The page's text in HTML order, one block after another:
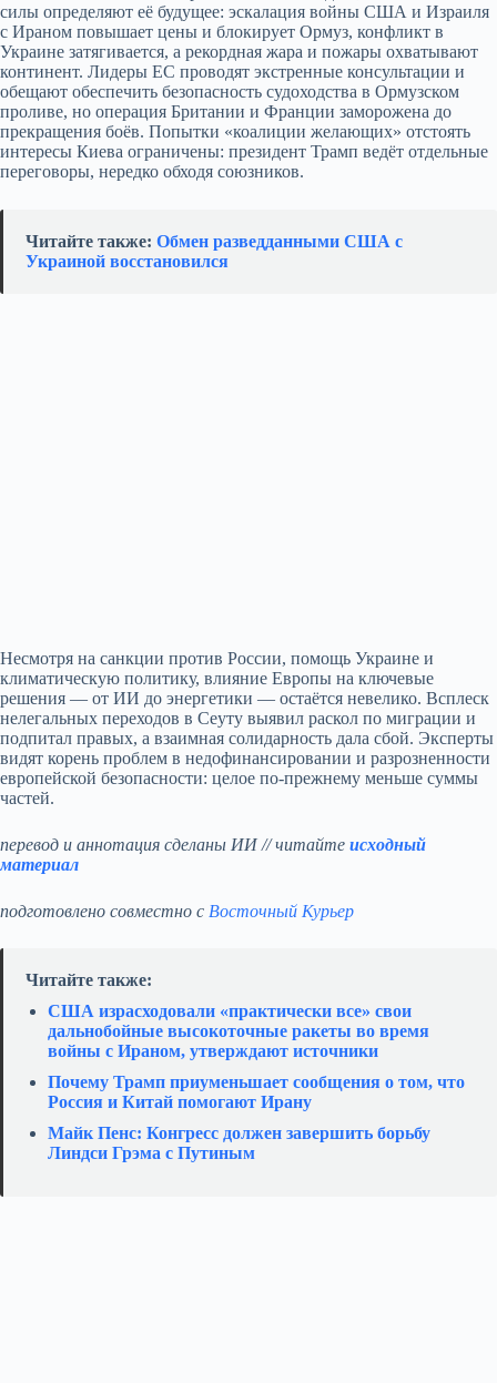
силы определяют её будущее: эскалация войны США и Израиля
с Ираном повышает цены и блокирует Ормуз, конфликт в
Украине затягивается, а рекордная жара и пожары охватывают
континент. Лидеры ЕС проводят экстренные консультации и
обещают обеспечить безопасность судоходства в Ормузском
проливе, но операция Британии и Франции заморожена до
прекращения боёв. Попытки «коалиции желающих» отстоять
интересы Киева ограничены: президент Трамп ведёт отдельные
переговоры, нередко обходя союзников.
Читайте также: Обмен разведданными США с
Украиной восстановился
Несмотря на санкции против России, помощь Украине и
климатическую политику, влияние Европы на ключевые
решения — от ИИ до энергетики — остаётся невелико. Всплеск
нелегальных переходов в Сеуту выявил раскол по миграции и
подпитал правых, а взаимная солидарность дала сбой. Эксперты
видят корень проблем в недофинансировании и разрозненности
европейской безопасности: целое по‑прежнему меньше суммы
частей.
перевод и аннотация сделаны ИИ // читайте исходный
материал
подготовлено совместно с Восточный Курьер
Читайте также:
США израсходовали «практически все» свои
дальнобойные высокоточные ракеты во время
войны с Ираном, утверждают источники
Почему Трамп приуменьшает сообщения о том, что
Россия и Китай помогают Ирану
Майк Пенс: Конгресс должен завершить борьбу
Линдси Грэма с Путиным